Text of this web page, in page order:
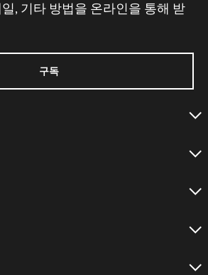
, 기타 방법을 온라인을 통해 받
구독